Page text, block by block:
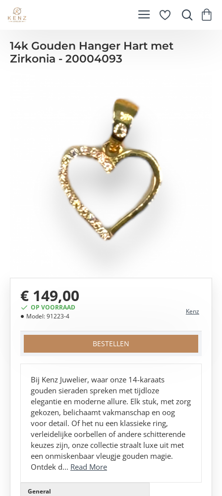
14k Gouden Hanger Hart met
Zirkonia - 20004093
OP VOORRAAD
Model:91223-4
Kenz
€ 149,00
BESTELLEN
Bij Kenz Juwelier, waar onze 14-karaats
gouden sieraden spreken met tijdloze
elegantie en moderne allure. Elk stuk, met zorg
gekozen, belichaamt vakmanschap en oog
voor detail. Of het nu een klassieke ring,
verleidelijke oorbellen of andere schitterende
keuzes zijn, onze collectie straalt luxe uit met
een onmiskenbaar vleugje gouden magie.
Ontdek d... Read More
General